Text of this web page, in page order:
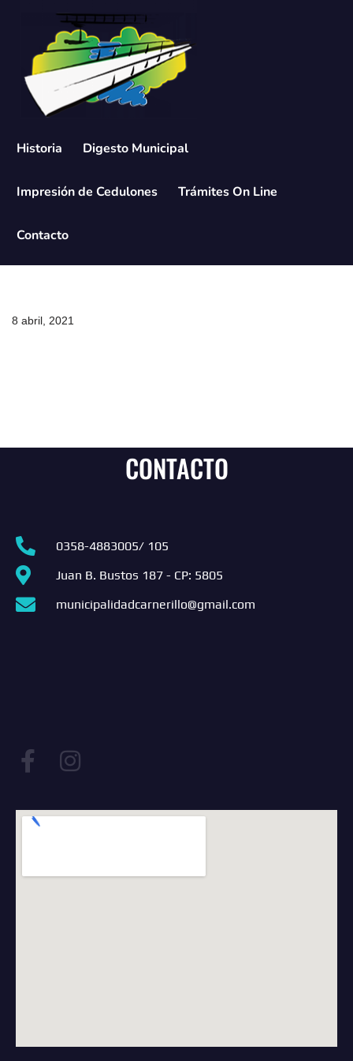
contenido
Historia Digesto Municipal
Impresión de Cedulones Trámites On Line
Contacto
8 abril, 2021
CONTACTO
0358-4883005/ 105
Juan B. Bustos 187 - CP: 5805
municipalidadcarnerillo@gmail.com